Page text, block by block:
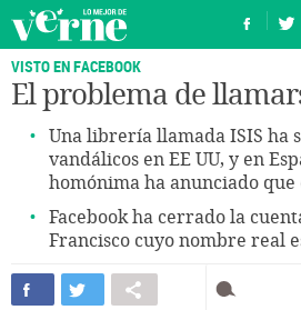
VISTO EN FACEBOOK
El problema de
Una librería llamada ISIS ha
vandálicos en EE UU, y en
homónima ha anunciado
Facebook ha cerrado la
Francisco cuyo nombre real